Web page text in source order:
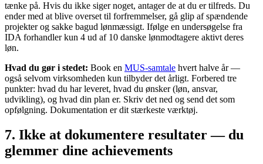
tænke på. Hvis du ikke siger noget, antager de at du er tilfreds. Du
ender med at blive overset til forfremmelser, gå glip af spændende
projekter og sakke bagud lønmæssigt. Ifølge en undersøgelse fra
IDA forhandler kun 4 ud af 10 danske lønmodtagere aktivt deres
løn.
Hvad du gør i stedet: Book en MUS-samtale hvert halve år —
også selvom virksomheden kun tilbyder det årligt. Forbered tre
punkter: hvad du har leveret, hvad du ønsker (løn, ansvar,
udvikling), og hvad din plan er. Skriv det ned og send det som
opfølgning. Dokumentation er dit stærkeste værktøj.
7. Ikke at dokumentere resultater — du
glemmer dine achievements